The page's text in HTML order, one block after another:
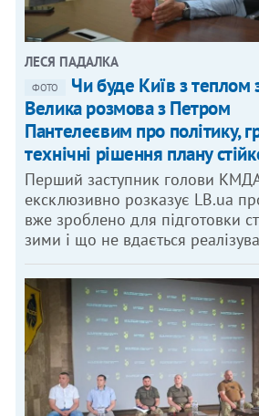
ЛЕСЯ ПАДАЛКА
ФОТО
Чи буде Київ з
Велика розмова з Петром
Пантелеєвим про політику,
технічні рішення плану
Перший заступник голови
ексклюзивно розказує LB.ua
вже зроблено для підготовки
зими і що не вдається